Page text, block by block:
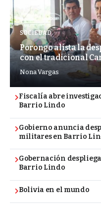
SOCIEDAD
Porongo alista la
con el tradicional
Nona Vargas
Fiscalía abre
Barrio Lindo
Gobierno anuncia
militares en Barrio
Gobernación
Barrio Lindo
Bolivia en el mundo